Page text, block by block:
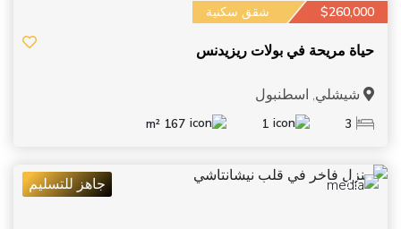
شقق سكنية $260,000
حياة مريحة في بولات ريزيدنس
شيشلي, اسطنبول
3
1
167 m²
16 جاهز للتسليم